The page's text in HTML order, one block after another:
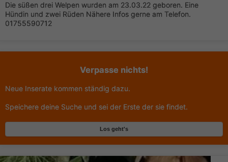
Die süßen drei Welpen wurden am 23.03.22 geboren. Eine
Hündin und zwei Rüden Nähere Infos gerne am Telefon.
01755590712
Verpasse nichts!
Neue Inserate kommen ständig dazu.
Speichere deine Suche und sei der Erste der sie findet.
Los geht's